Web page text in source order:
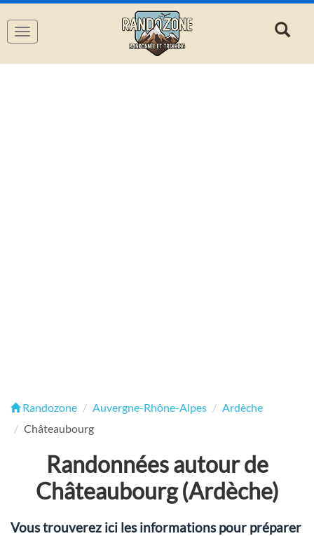
Navigation
Randozone Auvergne-Rhône-Alpes
Ardèche
Châteaubourg
Randonnées autour de
Châteaubourg (Ardèche)
Vous trouverez ici les informations pour préparer